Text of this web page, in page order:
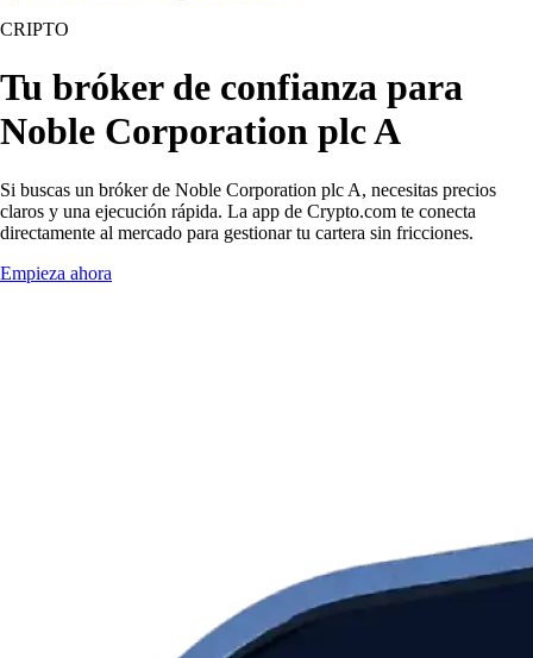
CRIPTO
Tu bróker de confianza para
Noble Corporation plc A
Si buscas un bróker de Noble Corporation plc A, necesitas precios
claros y una ejecución rápida. La app de Crypto.com te conecta
directamente al mercado para gestionar tu cartera sin fricciones.
Empieza ahora